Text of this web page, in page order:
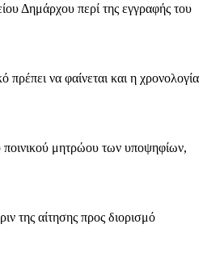
Δημάρχου περί της εγγραφής του
πρέπει να φαίνεται και η χρονολογία
ποινικού μητρώου των υποψηφίων,
της αίτησης προς διορισμό